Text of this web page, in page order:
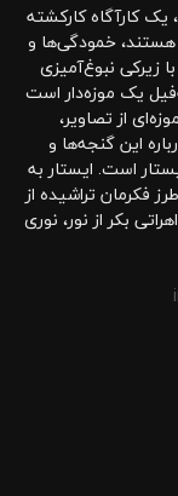
کارآگاه کارکشته
خمودگی‌ها و
زیرکی نبوغ‌آمیزی
یک موزه‌دار است
از تصاویر،
این گنجه‌ها و
است. ایستار به
فکرمان تراشیده از
بکر از نور، نوری